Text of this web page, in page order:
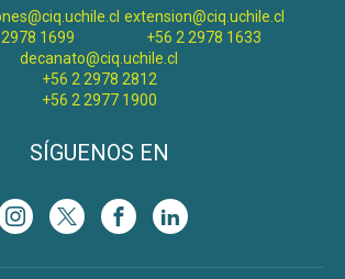
1699
extension@ciq.uchile.cl
+56 2 2978 1633
decanato@ciq.uchile.cl
+56 2 2978 2812
+56 2 2977 1900
SÍGUENOS EN